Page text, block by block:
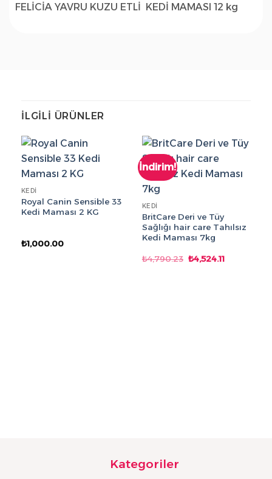
FELİCİA YAVRU KUZU ETLİ KEDİ MAMASI 12 kg
İLGILI ÜRÜNLER
KEDI
Royal Canin Sensible 33
Kedi Maması 2 KG
₺1,000.00
İndirim!
KEDI
BritCare Deri ve Tüy
Sağlığı hair care Tahılsız
Kedi Maması 7kg
₺4,790.23 Orijinal
fiyat:
₺4,524.11Şu
Kategoriler